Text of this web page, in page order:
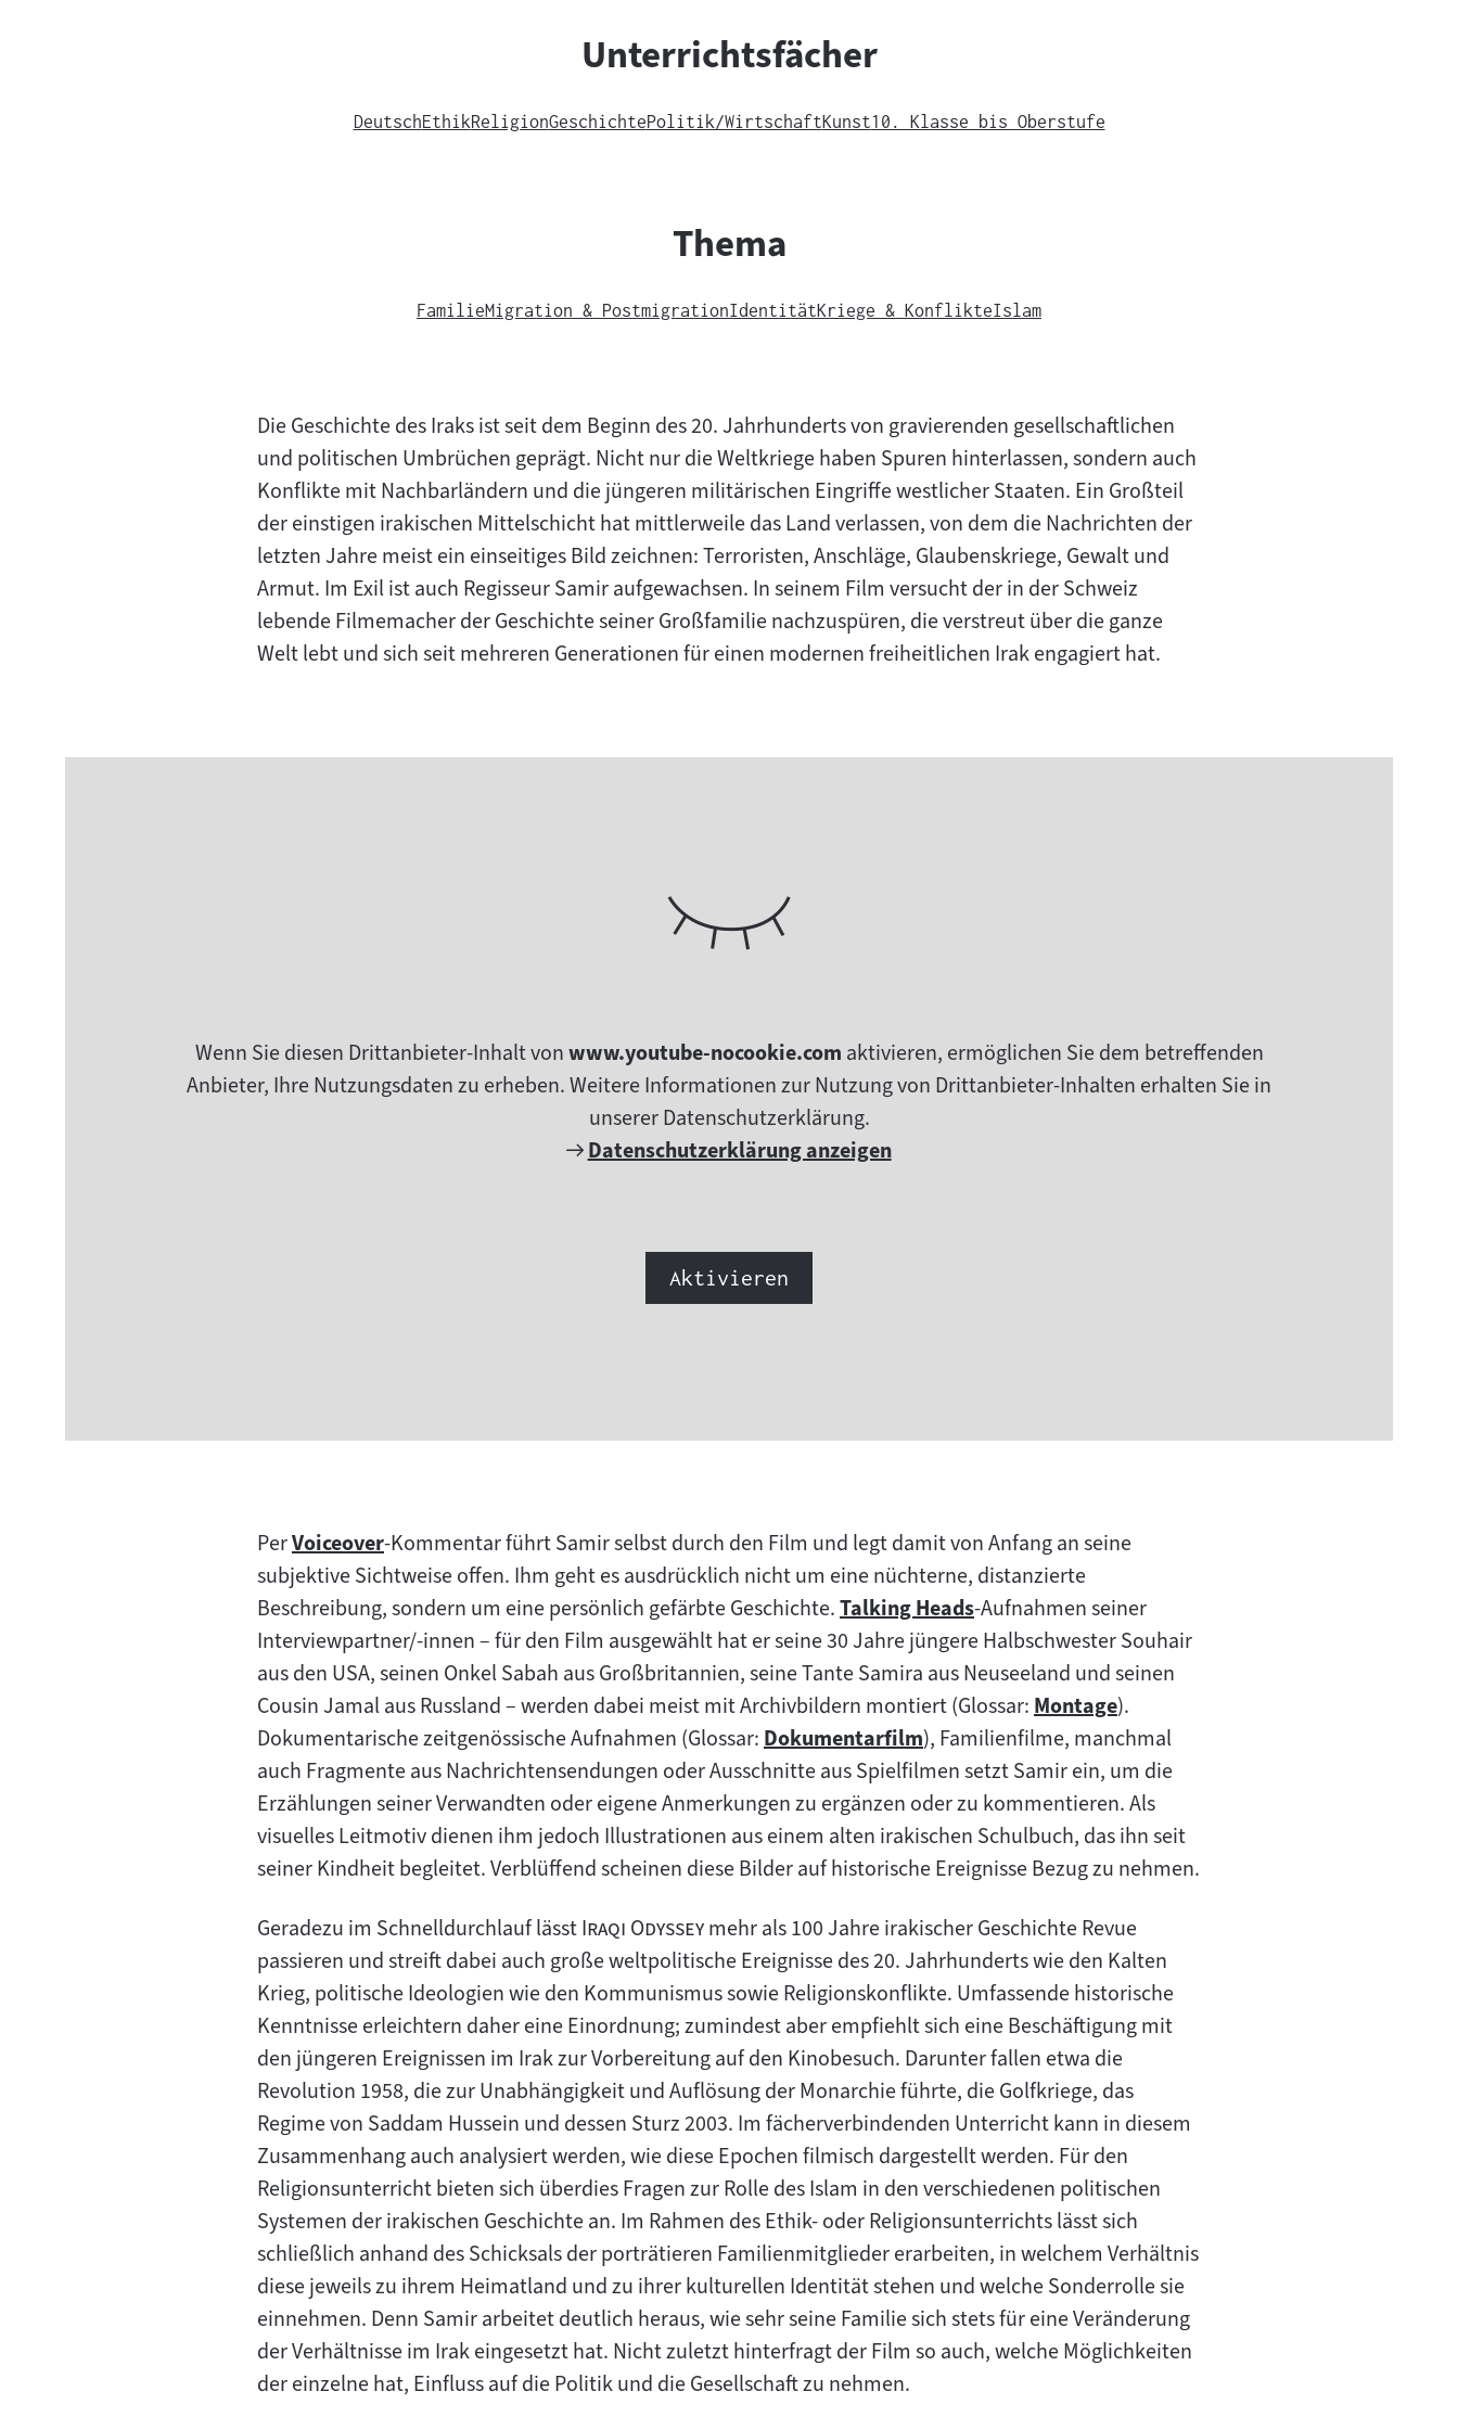
Unterrichtsfächer
DeutschEthikReligionGeschichtePolitik/WirtschaftKunst10. Klasse bis Oberstufe
Thema
FamilieMigration & PostmigrationIdentitätKriege & KonflikteIslam
Die Geschichte des Iraks ist seit dem Beginn des 20. Jahrhunderts von gravierenden gesellschaftlichen
und politischen Umbrüchen geprägt. Nicht nur die Weltkriege haben Spuren hinterlassen, sondern auch
Konflikte mit Nachbarländern und die jüngeren militärischen Eingriffe westlicher Staaten. Ein Großteil
der einstigen irakischen Mittelschicht hat mittlerweile das Land verlassen, von dem die Nachrichten der
letzten Jahre meist ein einseitiges Bild zeichnen: Terroristen, Anschläge, Glaubenskriege, Gewalt und
Armut. Im Exil ist auch Regisseur Samir aufgewachsen. In seinem Film versucht der in der Schweiz
lebende Filmemacher der Geschichte seiner Großfamilie nachzuspüren, die verstreut über die ganze
Welt lebt und sich seit mehreren Generationen für einen modernen freiheitlichen Irak engagiert hat.
Wenn Sie diesen Drittanbieter-Inhalt vonwww.youtube-nocookie.com aktivieren, ermöglichen Sie dem betreffenden
Anbieter, Ihre Nutzungsdaten zu erheben. Weitere Informationen zur Nutzung von Drittanbieter-Inhalten erhalten Sie in
unserer Datenschutzerklärung.
Externer
Datenschutzerklärung anzeigen
Aktivieren
PerZum
Inhalt:
Voiceover-Kommentar führt Samir selbst durch den Film und legt damit von Anfang an seine
subjektive Sichtweise offen. Ihm geht es ausdrücklich nicht um eine nüchterne, distanzierte
Beschreibung, sondern um eine persönlich gefärbte Geschichte.Zum
Inhalt:
Talking Heads-Aufnahmen seiner
Interviewpartner/-innen – für den Film ausgewählt hat er seine 30 Jahre jüngere Halbschwester Souhair
aus den USA, seinen Onkel Sabah aus Großbritannien, seine Tante Samira aus Neuseeland und seinen
Cousin Jamal aus Russland – werden dabei meist mit Archivbildern montiert (Glossar:Zum
Inhalt:
Montage).
Dokumentarische zeitgenössische Aufnahmen (Glossar:Zum
Inhalt:
Dokumentarfilm), Familienfilme, manchmal
auch Fragmente aus Nachrichtensendungen oder Ausschnitte aus Spielfilmen setzt Samir ein, um die
Erzählungen seiner Verwandten oder eigene Anmerkungen zu ergänzen oder zu kommentieren. Als
visuelles Leitmotiv dienen ihm jedoch Illustrationen aus einem alten irakischen Schulbuch, das ihn seit
seiner Kindheit begleitet. Verblüffend scheinen diese Bilder auf historische Ereignisse Bezug zu nehmen.
Geradezu im Schnelldurchlauf lässt"
Iraqi Odyssey"mehr als 100 Jahre irakischer Geschichte Revue
passieren und streift dabei auch große weltpolitische Ereignisse des 20. Jahrhunderts wie den Kalten
Krieg, politische Ideologien wie den Kommunismus sowie Religionskonflikte. Umfassende historische
Kenntnisse erleichtern daher eine Einordnung; zumindest aber empfiehlt sich eine Beschäftigung mit
den jüngeren Ereignissen im Irak zur Vorbereitung auf den Kinobesuch. Darunter fallen etwa die
Revolution 1958, die zur Unabhängigkeit und Auflösung der Monarchie führte, die Golfkriege, das
Regime von Saddam Hussein und dessen Sturz 2003. Im fächerverbindenden Unterricht kann in diesem
Zusammenhang auch analysiert werden, wie diese Epochen filmisch dargestellt werden. Für den
Religionsunterricht bieten sich überdies Fragen zur Rolle des Islam in den verschiedenen politischen
Systemen der irakischen Geschichte an. Im Rahmen des Ethik- oder Religionsunterrichts lässt sich
schließlich anhand des Schicksals der porträtieren Familienmitglieder erarbeiten, in welchem Verhältnis
diese jeweils zu ihrem Heimatland und zu ihrer kulturellen Identität stehen und welche Sonderrolle sie
einnehmen. Denn Samir arbeitet deutlich heraus, wie sehr seine Familie sich stets für eine Veränderung
der Verhältnisse im Irak eingesetzt hat. Nicht zuletzt hinterfragt der Film so auch, welche Möglichkeiten
der einzelne hat, Einfluss auf die Politik und die Gesellschaft zu nehmen.